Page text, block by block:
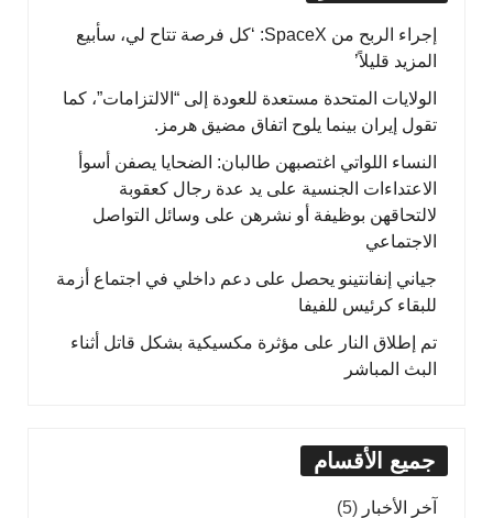
إجراء الربح من SpaceX: ‘كل فرصة تتاح لي، سأبيع
المزيد قليلاً’
الولايات المتحدة مستعدة للعودة إلى “الالتزامات”، كما
تقول إيران بينما يلوح اتفاق مضيق هرمز.
النساء اللواتي اغتصبهن طالبان: الضحايا يصفن أسوأ
الاعتداءات الجنسية على يد عدة رجال كعقوبة
لالتحاقهن بوظيفة أو نشرهن على وسائل التواصل
الاجتماعي
جياني إنفانتينو يحصل على دعم داخلي في اجتماع أزمة
للبقاء كرئيس للفيفا
تم إطلاق النار على مؤثرة مكسيكية بشكل قاتل أثناء
البث المباشر
جميع الأقسام
آخر الأخبار (5)